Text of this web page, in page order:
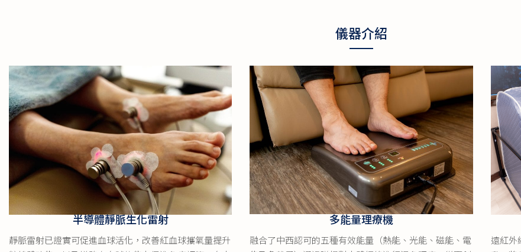
儀器介紹
半導體靜脈生化雷射
靜脈雷射已證實可促進血球活化，改善紅血球攜氧量提升
多能量理療機
融合了中西認可的五種有效能量（熱能、光能、磁能、電
遠紅外